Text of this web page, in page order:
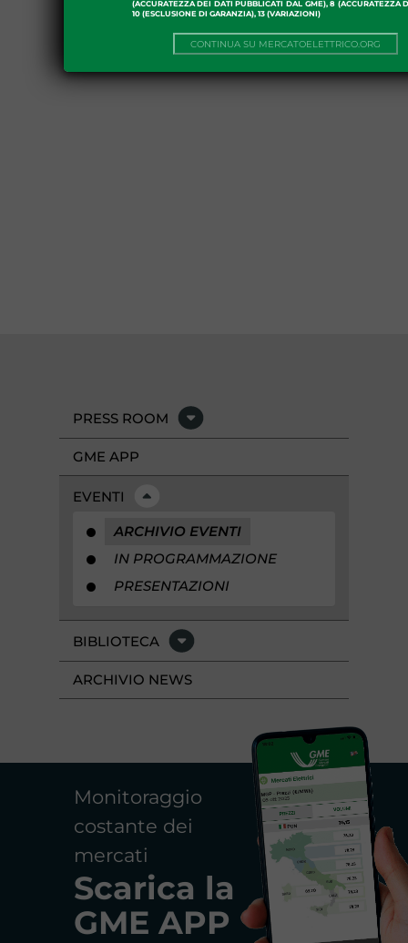
(ACCURATEZZA DEI DATI PUBBLICATI DAL GME), 8 (ACCURATEZZA
10 (ESCLUSIONE DI GARANZIA), 13 (VARIAZIONI)
CONTINUA SU MERCATOELETTRICO.ORG
PRESS ROOM
GME APP
EVENTI
ARCHIVIO EVENTI
IN PROGRAMMAZIONE
PRESENTAZIONI
BIBLIOTECA
ARCHIVIO NEWS
Monitoraggio
costante dei
mercati
Scarica la
GME APP